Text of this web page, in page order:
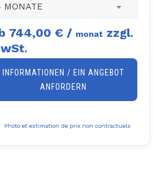
MONATE
744,00 €/ monatzzgl.
INFORMATIONEN / EIN ANGEBOT
ANFORDERN
Photo et estimation de prix non contractuels